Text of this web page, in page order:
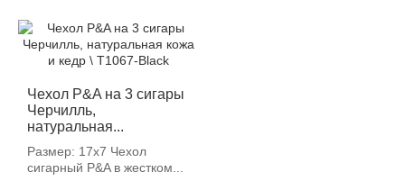
Чехол P&A на 3 сигары
Черчилль,
натуральная...
Размер: 17х7 Чехол
сигарный P&A в жестком...